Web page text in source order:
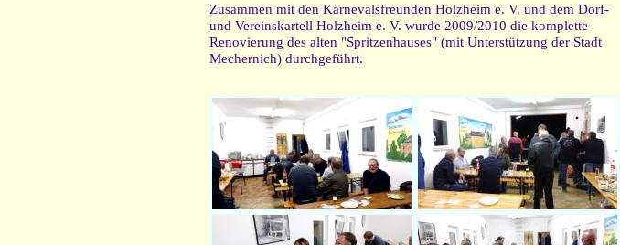
Zusammen mit den Karnevalsfreunden Holzheim e. V. und dem Dorf-
und Vereinskartell Holzheim e. V. wurde 2009/2010 die komplette
Renovierung des alten "Spritzenhauses" (mit Unterstützung der Stadt
Mechernich) durchgeführt.